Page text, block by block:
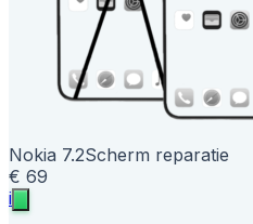
Nokia 7.2Scherm reparatie
€ 69
i